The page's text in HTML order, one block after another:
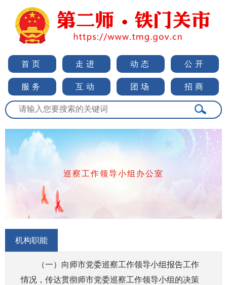
首页 走进 动态 公开
服务 互动 团场 招商
巡察工作领导小组办公室
机构职能
（一）向师市党委巡察工作领导小组报告工作
情况，传达贯彻师市党委巡察工作领导小组的决策